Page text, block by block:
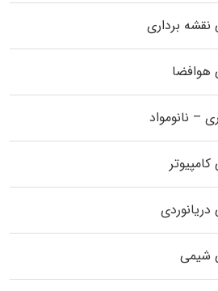
برداری
هوافضا
– نانومواد
شیمی